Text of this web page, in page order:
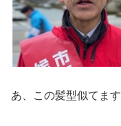
あ、この髪型似てま